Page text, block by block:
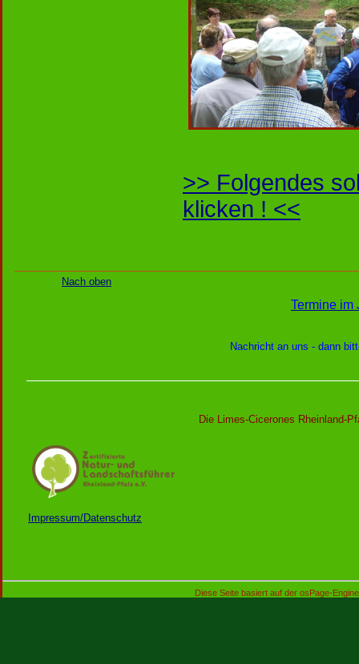
>> Folgendes
klicken ! <<
Nach oben
Termine
Nachricht an uns - dann
Die Limes-Cicerones Rheinland-
Impressum/Datenschutz
Diese Seite basiert auf der osPage-